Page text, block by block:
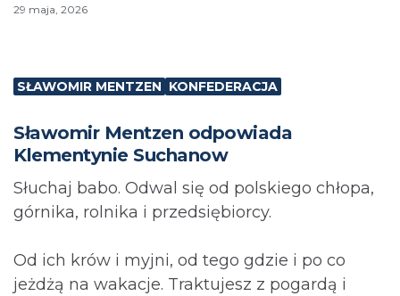
29 maja, 2026
SŁAWOMIR MENTZEN KONFEDERACJA
Sławomir Mentzen odpowiada
Klementynie Suchanow
Słuchaj babo. Odwal się od polskiego chłopa,
górnika, rolnika i przedsiębiorcy.
Od ich krów i myjni, od tego gdzie i po co
jeżdżą na wakacje. Traktujesz z pogardą i